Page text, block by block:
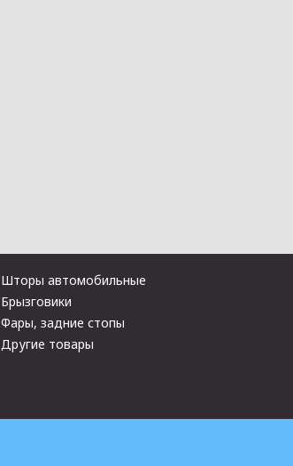
Шторы автомобильные
Брызговики
Фары, задние стопы
Другие товары